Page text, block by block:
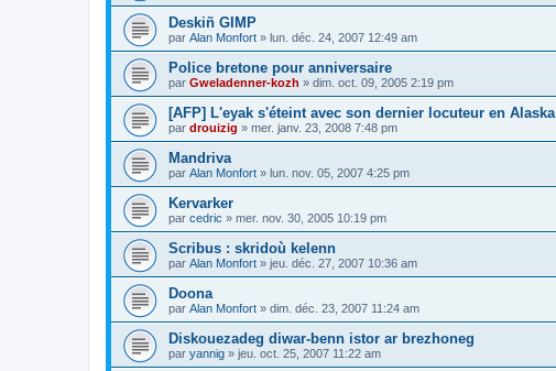
Deskiñ GIMP
par Alan Monfort » lun. déc. 24, 2007 12:49 am
Police bretone pour anniversaire
par Gweladenner-kozh » dim. oct. 09, 2005 2:19 pm
[AFP] L'eyak s'éteint avec son dernier locuteur en Alaska
par drouizig » mer. janv. 23, 2008 7:48 pm
Mandriva
par Alan Monfort » lun. nov. 05, 2007 4:25 pm
Kervarker
par cedric » mer. nov. 30, 2005 10:19 pm
Scribus : skridoù kelenn
par Alan Monfort » jeu. déc. 27, 2007 10:36 am
Doona
par Alan Monfort » dim. déc. 23, 2007 11:24 am
Diskouezadeg diwar-benn istor ar brezhoneg
par yannig » jeu. oct. 25, 2007 11:22 am